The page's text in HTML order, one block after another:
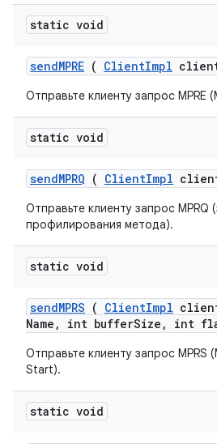
static void
sendMPRE ( ClientImpl
Отправьте клиенту запрос MPRE
static void
sendMPRQ ( ClientImpl
Отправьте клиенту запрос MPRQ
профилирования метода).
static void
sendMPRS ( ClientImpl
Name , int bufferSize , int
Отправьте клиенту запрос MPRS
Start).
static void